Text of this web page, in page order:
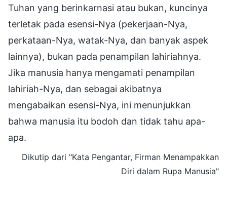
Tuhan yang berinkarnasi atau bukan, kuncinya
terletak pada esensi-Nya (pekerjaan-Nya,
perkataan-Nya, watak-Nya, dan banyak aspek
lainnya), bukan pada penampilan lahiriahnya.
Jika manusia hanya mengamati penampilan
lahiriah-Nya, dan sebagai akibatnya
mengabaikan esensi-Nya, ini menunjukkan
bahwa manusia itu bodoh dan tidak tahu apa-
apa.
Dikutip dari "Kata Pengantar, Firman Menampakkan
Diri dalam Rupa Manusia"